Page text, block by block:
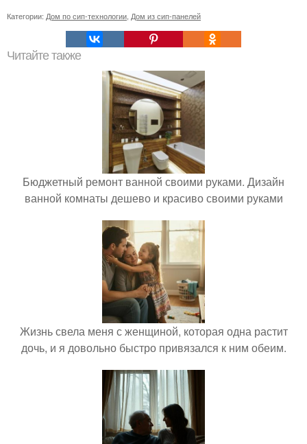
Категории: Дом по сип-технологии Дом из сип-панелей
Читайте также
Бюджетный ремонт ванной своими руками. Дизайн
ванной комнаты дешево и красиво своими руками
Жизнь свела меня с женщиной, которая одна растит
дочь, и я довольно быстро привязался к ним обеим.